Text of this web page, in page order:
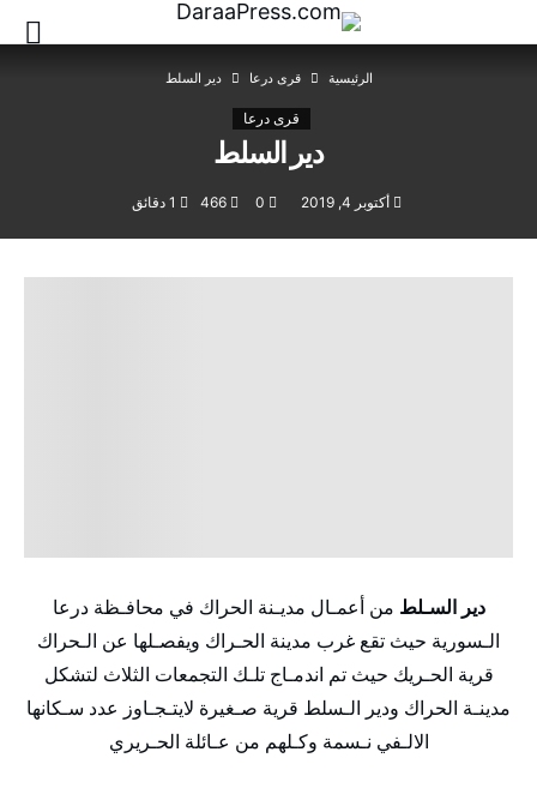
‫الرئيسية‬ قرى درعا دير السلط
قرى درعا
دير السلط
أكتوبر 4, 2019 466 1 ‫دقائق‬
دير السـلط من أعمـال مديـنة الحراك في محافـظة درعا
الـسورية حيث تقع غرب مدينة الحـراك ويفصـلها عن الـحراك
قرية الحـريك حيث تم اندمـاج تلـك التجمعات الثلاث لتشكل
مدينـة الحراك ودير الـسلط قرية صـغيرة لايتـجـاوز عدد سـكانها
الالـفي نـسمة وكـلهم من عـائلة الحـريري